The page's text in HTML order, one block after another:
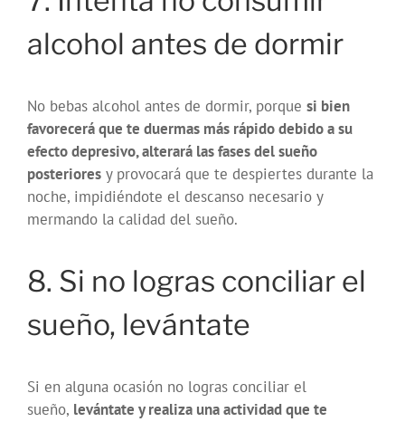
alcohol antes de dormir
No bebas alcohol antes de dormir, porque si bien
favorecerá que te duermas más rápido debido a su
efecto depresivo, alterará las fases del sueño
posteriores y provocará que te despiertes durante la
noche, impidiéndote el descanso necesario y
mermando la calidad del sueño.
8. Si no logras conciliar el
sueño, levántate
Si en alguna ocasión no logras conciliar el
sueño, levántate y realiza una actividad que te